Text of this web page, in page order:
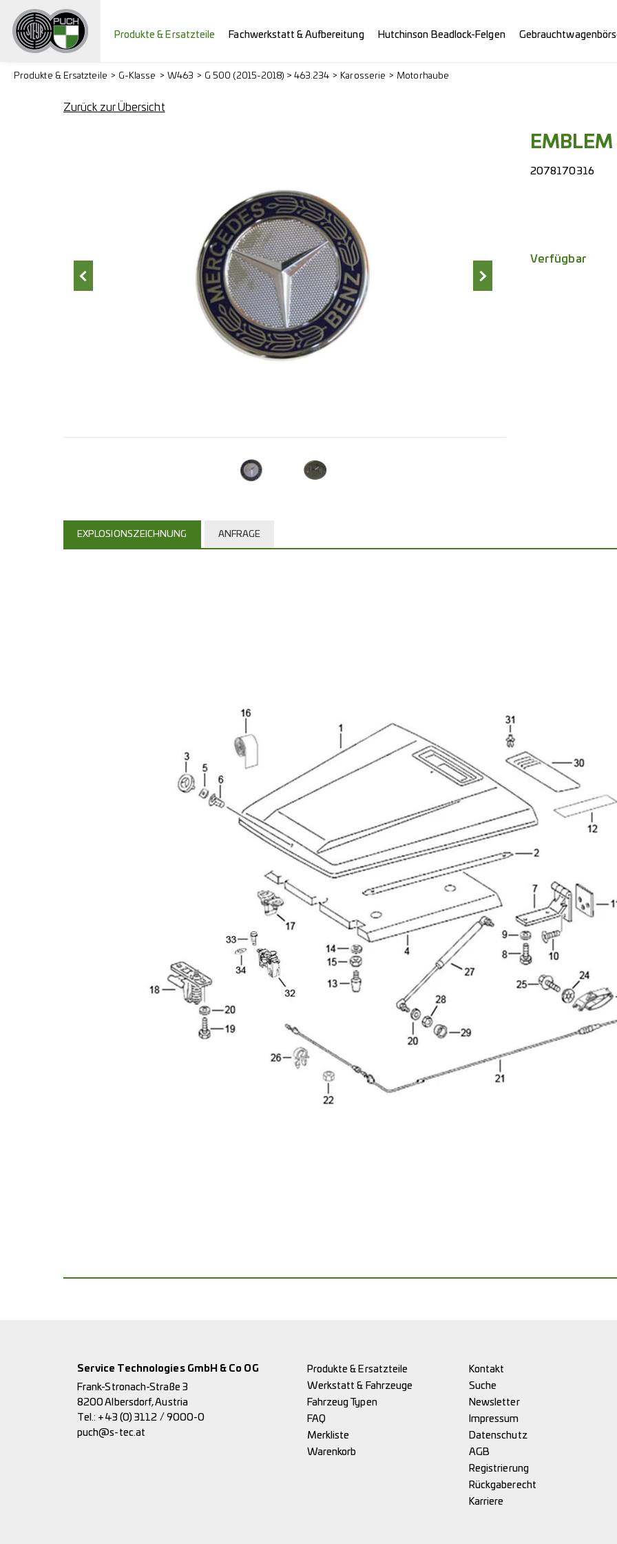
Produkte & Ersatzteile Fachwerkstatt & Aufbereitung Hutchinson Beadlock-Felgen
Produkte & Ersatzteile G-Klasse W463 G 500 (2015-2018) > 463.234 Karosserie Motorhaube
Zurück zur Übersicht
2078170316
Verfügbar
EXPLOSIONSZEICHNUNG ANFRAGE
Service Technologies GmbH & Co OG
Frank-Stronach-Straße 3
8200 Albersdorf, Austria
Tel.: +43 (0) 3112 / 9000-0
puch@s-tec.at
Produkte & Ersatzteile
Werkstatt & Fahrzeuge
Fahrzeug Typen
FAQ
Merkliste
Warenkorb
Kontakt
Suche
Newsletter
Impressum
Datenschutz
AGB
Registrierung
Rückgaberecht
Karriere